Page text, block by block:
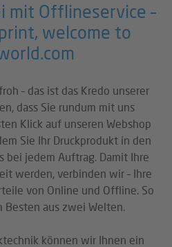
mit Offlineservice –
welcome to
– das ist das Kredo unserer
dass Sie rundum mit uns
Klick auf unseren Webshop
Sie Ihr Druckprodukt in den
bei jedem Auftrag. Damit Ihre
werden, verbinden wir – Ihre
von Online und Offline. So
aus zwei Welten.
können wir Ihnen ein